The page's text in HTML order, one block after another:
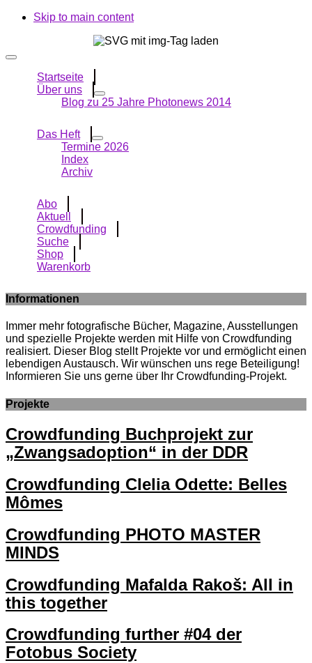
Skip to main content
Startseite
Über uns
Blog zu 25 Jahre Photonews 2014
Das Heft
Termine 2026
Index
Archiv
Abo
Aktuell
Crowdfunding
Suche
Shop
Warenkorb
Informationen
Immer mehr fotografische Bücher, Magazine, Ausstellungen
und spezielle Projekte werden mit Hilfe von Crowdfunding
realisiert. Dieser Blog stellt Projekte vor und ermöglicht einen
lebendigen Austausch. Wir wünschen uns rege Beteiligung!
Informieren Sie uns gerne über Ihr Crowdfunding-Projekt.
Projekte
Crowdfunding Buchprojekt zur
„Zwangsadoption“ in der DDR
Crowdfunding Clelia Odette: Belles
Mômes
Crowdfunding PHOTO MASTER
MINDS
Crowdfunding Mafalda Rakoš: All in
this together
Crowdfunding further #04 der
Fotobus Society